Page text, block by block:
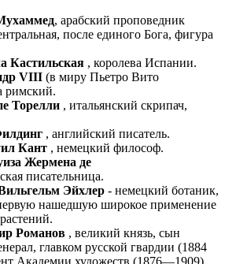
, арабский проповедник
после единого Бога, фигура
Кастильская , королева Испании.
VIII (в миру Пьетро Вито
римский.
Торелли , итальянский скрипач,
, английский писатель.
Кант , немецкий философ.
Жермена де
писательница.
Эйхлер - немецкий ботаник,
нашедшую широкое применение
Романов , великий князь, сын
главком русской гвардии (1884
Академии художеств (1876—1909).